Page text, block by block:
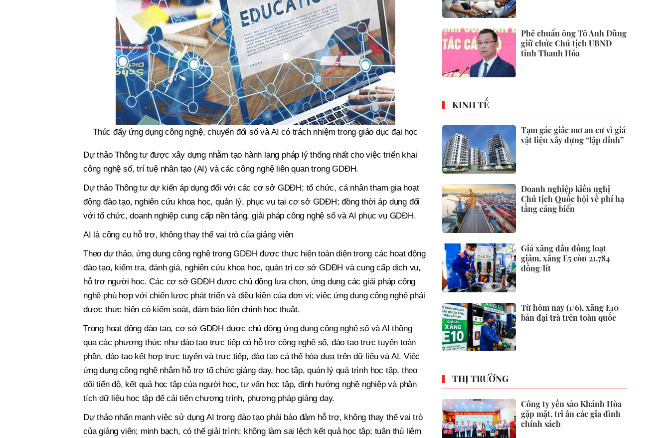
Thúc đẩy ứng dụng công nghệ, chuyển đổi số và AI có trách nhiệm trong giáo dục đại học
Dự thảo Thông tư được xây dựng nhằm tạo hành lang pháp lý thống nhất cho việc triển khai
công nghệ số, trí tuệ nhân tạo (AI) và các công nghệ liên quan trong GDĐH.
Dự thảo Thông tư dự kiến áp dụng đối với các cơ sở GDĐH; tổ chức, cá nhân tham gia hoạt
động đào tạo, nghiên cứu khoa học, quản lý, phục vụ tại cơ sở GDĐH; đồng thời áp dụng đối
với tổ chức, doanh nghiệp cung cấp nền tảng, giải pháp công nghệ số và AI phục vụ GDĐH.
AI là công cụ hỗ trợ, không thay thế vai trò của giảng viên
Theo dự thảo, ứng dụng công nghệ trong GDĐH được thực hiện toàn diện trong các hoạt động
đào tạo, kiểm tra, đánh giá, nghiên cứu khoa học, quản trị cơ sở GDĐH và cung cấp dịch vụ,
hỗ trợ người học. Các cơ sở GDĐH được chủ động lựa chọn, ứng dụng các giải pháp công
nghệ phù hợp với chiến lược phát triển và điều kiện của đơn vị; việc ứng dụng công nghệ phải
được thực hiện có kiểm soát, đảm bảo liên chính học thuật.
Trong hoạt động đào tạo, cơ sở GDĐH được chủ động ứng dụng công nghệ số và AI thông
qua các phương thức như đào tạo trực tiếp có hỗ trợ công nghệ số, đào tạo trực tuyến toàn
phần, đào tạo kết hợp trực tuyến và trực tiếp, đào tạo cá thể hóa dựa trên dữ liệu và AI. Việc
ứng dụng công nghệ nhằm hỗ trợ tổ chức giảng dạy, học tập, quản lý quá trình học tập, theo
dõi tiến độ, kết quả học tập của người học, tư vấn học tập, định hướng nghề nghiệp và phân
tích dữ liệu học tập để cải tiến chương trình, phương pháp giảng dạy.
Dự thảo nhấn mạnh việc sử dụng AI trong đào tạo phải bảo đảm hỗ trợ, không thay thế vai trò
của giảng viên; minh bạch, có thể giải trình; không làm sai lệch kết quả học tập; tuân thủ liêm
Phê chuẩn ông Tô Anh Dũng
giữ chức Chủ tịch UBND
tỉnh Thanh Hóa
KINH TẾ
Tạm gác giấc mơ an cư vì giá
vật liệu xây dựng “lập đỉnh”
Doanh nghiệp kiến nghị
Chủ tịch Quốc hội về phí hạ
tầng cảng biển
Giá xăng dầu đồng loạt
giảm, xăng E5 còn 21.784
đồng/lít
Từ hôm nay (1/6), xăng E10
bán đại trà trên toàn quốc
THỊ TRƯỜNG
Công ty yến sào Khánh Hòa
gặp mặt, tri ân các gia đình
chính sách